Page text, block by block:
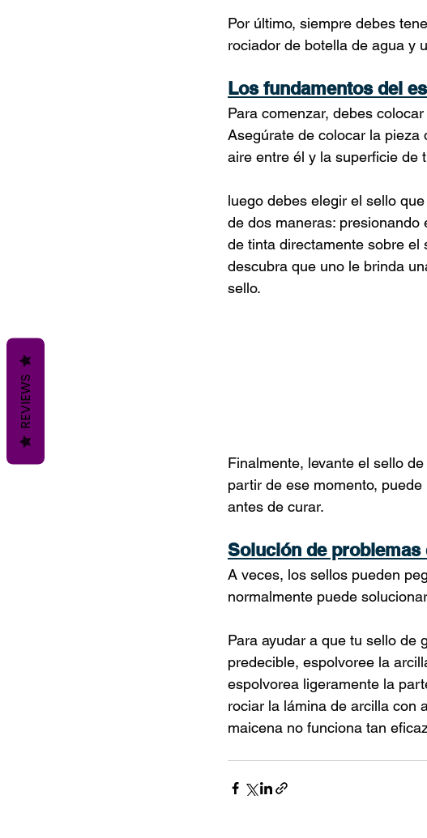
Por último, siempre debes
rociador de botella de agua y
Los fundamentos del
Para comenzar, debes
Asegúrate de colocar la pieza
aire entre él y la superficie de
luego debes elegir el sello
de dos maneras:
de tinta directamente sobre el
descubra que uno le brinda
sello.
Finalmente, levante el sello
partir de ese momento,
antes de curar.
Solución de
A veces, los sellos pueden
normalmente puede
Para ayudar a que tu sello de
predecible, espolvoree la
espolvorea ligeramente la
rociar la lámina de arcilla con
maicena no funciona tan
REVIEWS